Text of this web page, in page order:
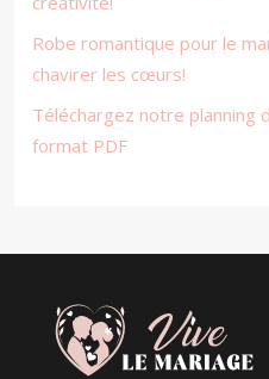
Robe romantique pour le
chavirer les cœurs!
Téléchargez notre planning
format PDF